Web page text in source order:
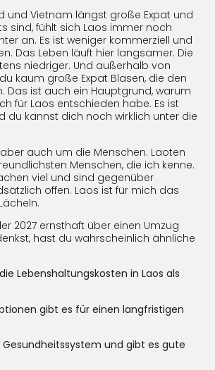
und Vietnam längst große Expat und
sind, fühlt sich Laos immer noch
an. Es ist weniger kommerziell und
Das Leben läuft hier langsamer. Die
niedriger. Und außerhalb von
kaum große Expat Blasen, die den
Das ist auch ein Hauptgrund, warum
für Laos entschieden habe. Es ist
du kannst dich noch wirklich unter die
auch um die Menschen. Laoten
Menschen, die ich kenne.
viel und sind gegenüber
offen. Laos ist für mich das
2027 ernsthaft über einen Umzug
hast du wahrscheinlich ähnliche
Lebenshaltungskosten in Laos als
gibt es für einen langfristigen
und gibt es gute